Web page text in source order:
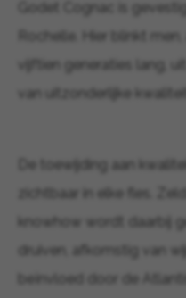
Godet Cognac is
Rochelle. Hier blinkt
vijftien generaties lang,
van uitzonderlijke kwaliteit.
De toewijding aan
zichtbaar in elke fles.
knowhow wordt daarbij
druiven, afkomstig van
beïnvloed door de